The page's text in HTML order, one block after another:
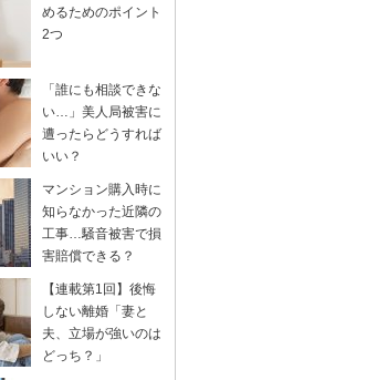
めるためのポイント
2つ
「誰にも相談できな
い…」美人局被害に
遭ったらどうすれば
いい？
マンション購入時に
知らなかった近隣の
工事…騒音被害で損
害賠償できる？
【連載第1回】後悔
しない離婚「妻と
夫、立場が強いのは
どっち？」